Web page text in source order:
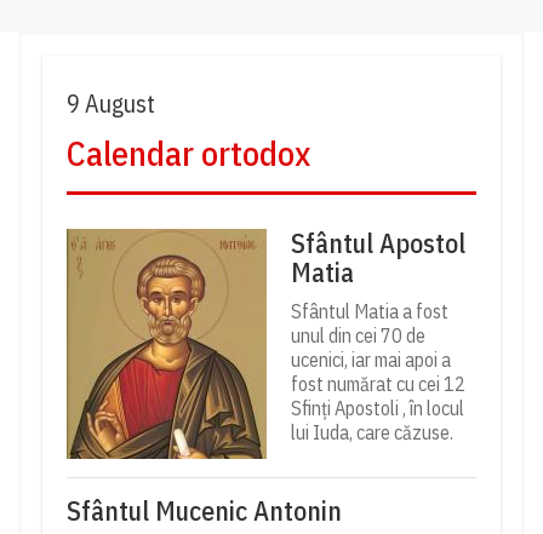
9 August
Calendar ortodox
Sfântul Apostol
Matia
Sfântul Matia a fost
unul din cei 70 de
ucenici, iar mai apoi a
fost numărat cu cei 12
Sfinți Apostoli , în locul
lui Iuda, care căzuse.
Sfântul Mucenic Antonin